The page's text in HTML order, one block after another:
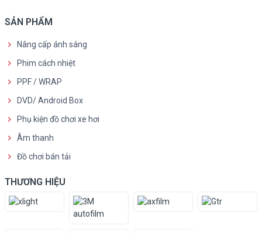
SẢN PHẨM
Nâng cấp ánh sáng
Phim cách nhiệt
PPF / WRAP
DVD/ Android Box
Phụ kiện đồ chơi xe hơi
Âm thanh
Đồ chơi bán tải
THƯƠNG HIỆU